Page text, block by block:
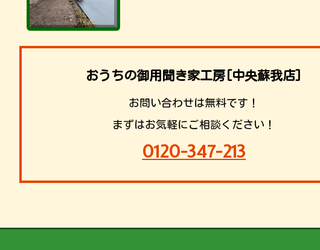
おうちの御用聞き家工房[中央蘇我店]
お問い合わせは無料です！
まずはお気軽にご相談ください！
0120-347-213